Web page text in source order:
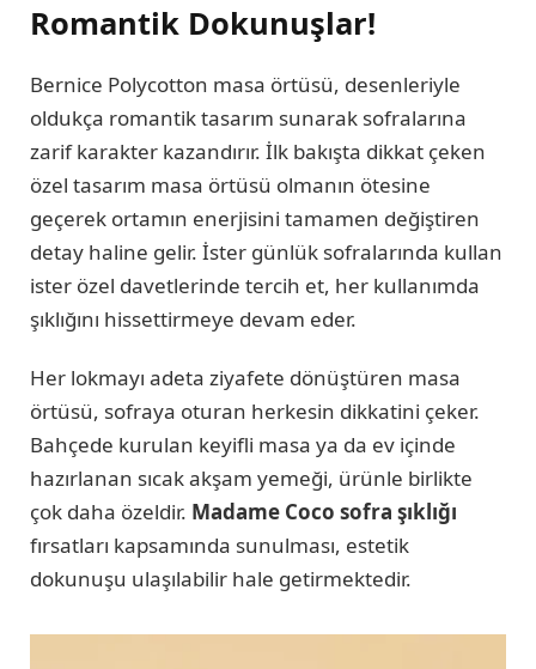
Romantik Dokunuşlar!
Bernice Polycotton masa örtüsü, desenleriyle
oldukça romantik tasarım sunarak sofralarına
zarif karakter kazandırır. İlk bakışta dikkat çeken
özel tasarım masa örtüsü olmanın ötesine
geçerek ortamın enerjisini tamamen değiştiren
detay haline gelir. İster günlük sofralarında kullan
ister özel davetlerinde tercih et, her kullanımda
şıklığını hissettirmeye devam eder.
Her lokmayı adeta ziyafete dönüştüren masa
örtüsü, sofraya oturan herkesin dikkatini çeker.
Bahçede kurulan keyifli masa ya da ev içinde
hazırlanan sıcak akşam yemeği, ürünle birlikte
çok daha özeldir. Madame Coco sofra şıklığı
fırsatları kapsamında sunulması, estetik
dokunuşu ulaşılabilir hale getirmektedir.